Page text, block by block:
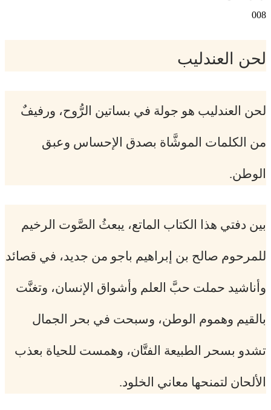
008
لحن العندليب
لحن العندليب هو جولة في بساتين الرُّوح، ورفيفٌ
من الكلمات الموشَّاة بصدق الإحساس وعبق
الوطن.
بين دفتي هذا الكتاب الماتع، يبعثُ الصَّوت الرخيم
للمرحوم صالح بن إبراهيم باجو من جديد، في قصائد
وأناشيد حملت حبَّ العلم وأشواق الإنسان، وتغنَّت
بالقيم وهموم الوطن، وسبحت في بحر الجمال
تشدو بسحر الطبيعة الفتَّان، وهمست للحياة بعذب
الألحان لتمنحها معاني الخلود.